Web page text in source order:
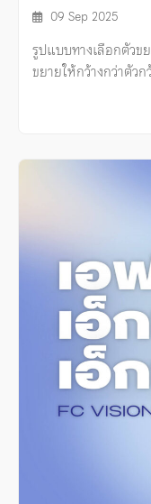
09 Sep 2025
รูปแบบทางเลือกตัว
ขยายให้กว้างกว่าตัว